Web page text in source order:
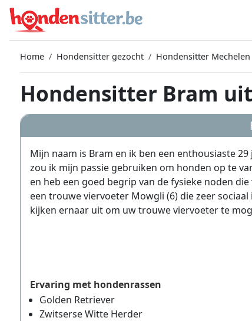
Home Hondensitter gezocht Hondensitter Mechelen
Hondensitter Bram
Mijn naam is Bram en ik ben een enthousiaste
zou ik mijn passie gebruiken om honden op te
en heb een goed begrip van de fysieke noden
een trouwe viervoeter Mowgli (6) die zeer
kijken ernaar uit om uw trouwe viervoeter te
Ervaring met hondenrassen
Golden Retriever
Zwitserse Witte Herder